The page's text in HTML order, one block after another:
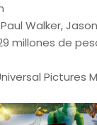
Walker,
millones de
Pictures